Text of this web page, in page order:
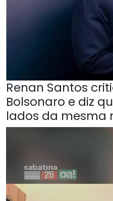
Renan Santos
Bolsonaro e diz
lados da mesma